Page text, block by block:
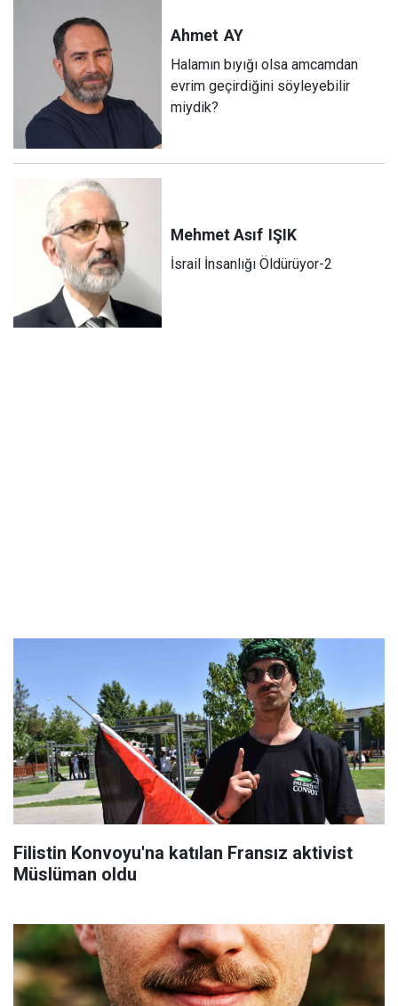
Ahmet AY
Halamın bıyığı olsa amcamdan
evrim geçirdiğini söyleyebilir
miydik?
Mehmet Asıf IŞIK
İsrail İnsanlığı Öldürüyor-2
Filistin Konvoyu'na katılan Fransız aktivist
Müslüman oldu